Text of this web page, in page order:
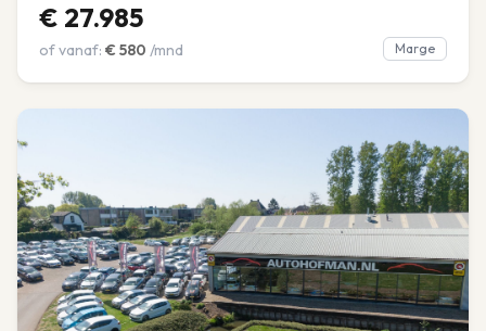
€ 27.985
of vanaf: € 580 /mnd Marge